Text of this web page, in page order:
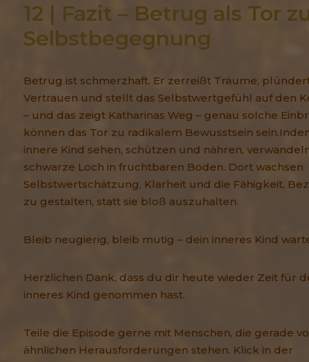
12 | Fazit – Betrug als Tor
Selbstbegegnung
Betrug ist schmerzhaft. Er zerreißt Träume,
Vertrauen und stellt das Selbstwertgefühl auf den
– und das zeigt Katharinas Weg – genau solche
können das Tor zu radikalem Bewusstsein
innere Kind sehen, schützen und nähren,
schwarze Loch in fruchtbaren Boden. Dort wachsen
Selbstwertschätzung, Klarheit und die Fähigkeit,
zu gestalten, statt sie bloß auszuhalten.
Bleib neugierig, bleib mutig – dein inneres Kind
Herzlichen Dank, dass du dir heute wieder Zeit für
inneres Kind genommen hast.
Teile die Episode gerne mit Menschen, die gerade
ähnlichen Herausforderungen stehen. Klick in der